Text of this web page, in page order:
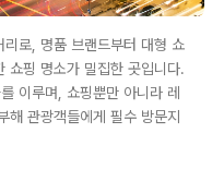
로, 명품 브랜드부터 대형 쇼
쇼핑 명소가 밀집한 곳입니다.
이루며, 쇼핑뿐만 아니라 레
해 관광객들에게 필수 방문지